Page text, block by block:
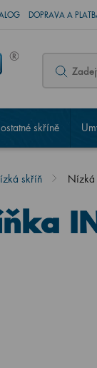
DOPRAVA A
skříně
skříň Nízká